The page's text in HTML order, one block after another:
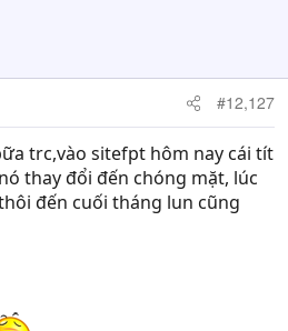
#12,127
trc,vào sitefpt hôm nay cái tít
thay đổi đến chóng mặt, lúc
đến cuối tháng lun cũng